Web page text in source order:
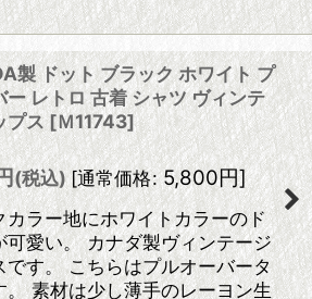
製 ドット ブラック ホワイト プ
ー レトロ 古着 シャツ ヴィンテ
プス [Ｍ11743]
(税込)[通常価格: 5,800円]
カラー地にホワイトカラーのド
可愛い。 カナダ製ヴィンテージ
です。 こちらはプルオーバータ
。 素材は少し薄手のレーヨン生